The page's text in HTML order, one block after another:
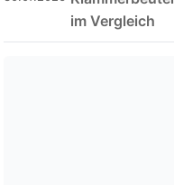
im Vergleich